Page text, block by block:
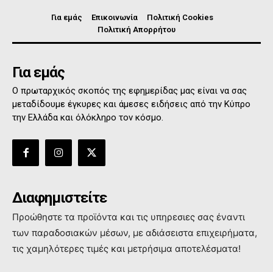
Για εμάς Επικοινωνία
Πολιτική Cookies
Πολιτική Απορρήτου
Για εμάς
Ο πρωταρχικός σκοπός της εφημερίδας μας είναι να σας
μεταδίδουμε έγκυρες και άμεσες ειδήσεις από την Κύπρο
την Ελλάδα και όλόκληρο τον κόσμο.
Διαφημιστείτε
Προώθηστε τα προϊόντα και τις υπηρεσιες σας έναντι
των παραδοσιακών μέσων, με αδιάσειστα επιχειρήματα,
τις χαμηλότερες τιμές και μετρήσιμα αποτελέσματα!